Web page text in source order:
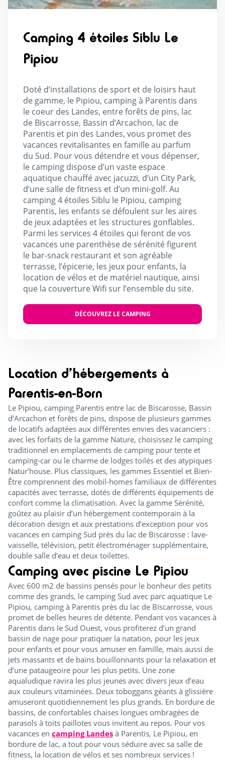
Camping 4 étoiles Siblu Le
Pipiou
Doté d’installations de sport et de loisirs haut
de gamme, le Pipiou, camping à Parentis dans
le coeur des Landes, entre forêts de pins, lac
de Biscarrosse, Bassin d’Arcachon, lac de
Parentis et pin des Landes, vous promet des
vacances revitalisantes en famille au parfum
du Sud. Pour vous détendre et vous dépenser,
le camping dispose d’un vaste espace
aquatique chauffé avec jacuzzi, d’un City Park,
d’une salle de fitness et d’un mini-golf. Au
camping 4 étoiles Siblu le Pipiou, camping
Parentis, les enfants se défoulent sur les aires
de jeux adaptées et les structures gonflables.
Parmi les services 4 étoiles qui feront de vos
vacances une parenthèse de sérénité figurent
le bar-snack restaurant et son agréable
terrasse, l’épicerie, les jeux pour enfants, la
location de vélos et de matériel nautique, ainsi
que la couverture Wifi sur l’ensemble du site.
DÉCOUVREZ LE CAMPING
Location d’hébergements à
Parentis-en-Born
Le Pipiou, camping Parentis entre lac de Biscarosse, Bassin
d’Arcachon et forêts de pins, dispose de plusieurs gammes
de locatifs adaptées aux différentes envies des vacanciers :
avec les forfaits de la gamme Nature, choisissez le camping
traditionnel en emplacements de camping pour tente et
camping-car ou le charme de lodges toilés et des atypiques
Natur’house. Plus classiques, les gammes Essentiel et Bien-
Être comprennent des mobil-homes familiaux de différentes
capacités avec terrasse, dotés de différents équipements de
confort comme la climatisation. Avec la gamme Sérénité,
goûtez au plaisir d’un hébergement contemporain à la
décoration design et aux prestations d’exception pour vos
vacances en camping Sud près du lac de Biscarosse : lave-
vaisselle, télévision, petit électroménager supplémentaire,
double salle d’eau et deux toilettes.
Camping avec piscine Le Pipiou
Avec 600 m2 de bassins pensés pour le bonheur des petits
comme des grands, le camping Sud avec parc aquatique Le
Pipiou, camping à Parentis près du lac de Biscarrosse, vous
promet de belles heures de détente. Pendant vos vacances à
Parentis dans le Sud Ouest, vous profiterez d’un grand
bassin de nage pour pratiquer la natation, pour les jeux
pour enfants et pour vous amuser en famille, mais aussi de
jets massants et de bains bouillonnants pour la relaxation et
d’une pataugeoire pour les plus petits. Une zone
aqualudique ravira les plus jeunes avec divers jeux d’eau
aux couleurs vitaminées. Deux toboggans géants à glissière
amuseront quotidiennement les plus grands. En bordure de
bassins, de confortables chaises longues ombragées de
parasols à toits paillotes vous invitent au repos. Pour vos
vacances en camping Landes à Parentis, Le Pipiou, en
bordure de lac, a tout pour vous séduire avec sa salle de
fitness, la location de vélos et ses nombreux services !